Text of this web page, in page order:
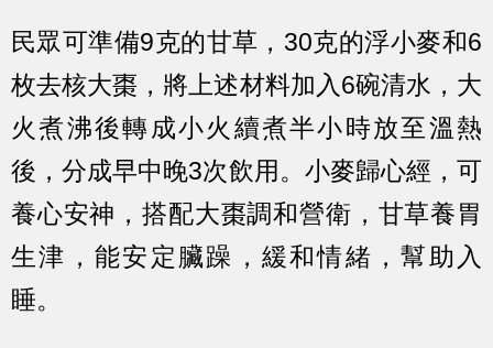
民眾可準備9克的甘草，30克的浮小麥和6
枚去核大棗，將上述材料加入6碗清水，大
火煮沸後轉成小火續煮半小時放至溫熱
後，分成早中晚3次飲用。小麥歸心經，可
養心安神，搭配大棗調和營衛，甘草養胃
生津，能安定臟躁，緩和情緒，幫助入
睡。